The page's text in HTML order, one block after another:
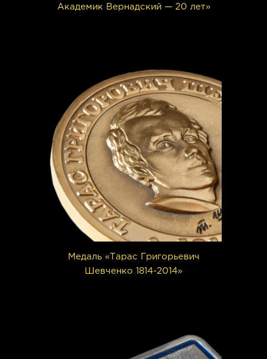
Академик Вернадский — 20 лет»
Медаль «Тарас Григорьевич
Шевченко 1814-2014»